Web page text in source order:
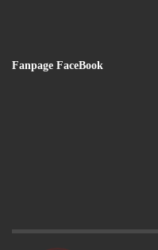
Fanpage FaceBook